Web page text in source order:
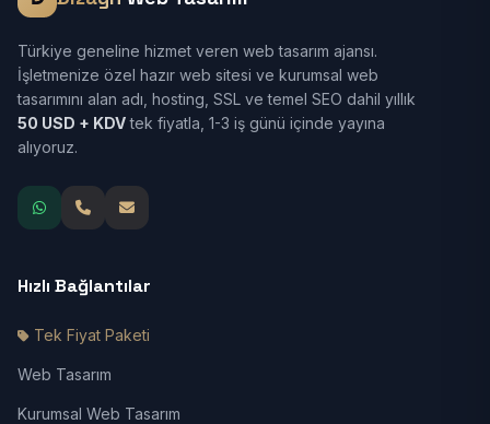
Türkiye geneline hizmet veren web tasarım ajansı.
İşletmenize özel hazır web sitesi ve kurumsal web
tasarımını alan adı, hosting, SSL ve temel SEO dahil yıllık
50 USD + KDVtek fiyatla, 1-3 iş günü içinde yayına
alıyoruz.
Hızlı Bağlantılar
Tek Fiyat Paketi
Web Tasarım
Kurumsal Web Tasarım